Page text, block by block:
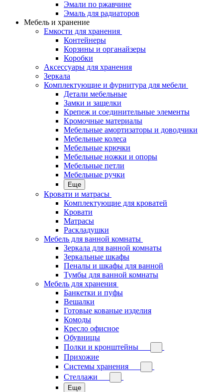
Эмали по ржавчине
Эмаль для радиаторов
Мебель и хранение
Емкости для хранения
Контейнеры
Корзины и органайзеры
Коробки
Аксессуары для хранения
Зеркала
Комплектующие и фурнитура для мебели
Детали мебельные
Замки и защелки
Крепеж и соединительные элементы
Кромочные материалы
Мебельные амортизаторы и доводчики
Мебельные колеса
Мебельные крючки
Мебельные ножки и опоры
Мебельные петли
Мебельные ручки
Еще
Кровати и матрасы
Комплектующие для кроватей
Кровати
Матрасы
Раскладушки
Мебель для ванной комнаты
Зеркала для ванной комнаты
Зеркальные шкафы
Пеналы и шкафы для ванной
Тумбы для ванной комнаты
Мебель для хранения
Банкетки и пуфы
Вешалки
Готовые кованые изделия
Комоды
Кресло офисное
Обувницы
Полки и кронштейны
Прихожие
Системы хранения
Стеллажи
Еще